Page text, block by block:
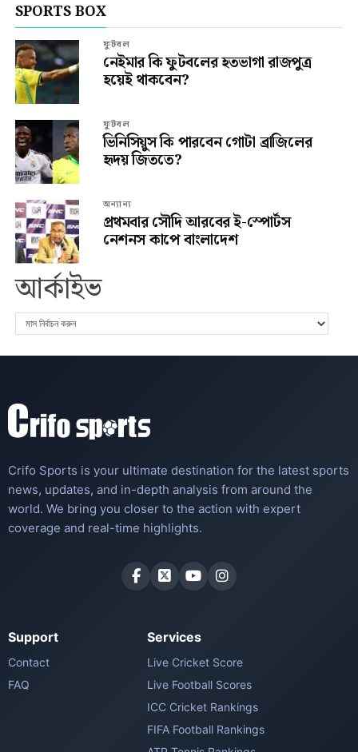
SPORTS BOX
ফুটবল
নেইমার কি ফুটবলের হতভাগা রাজপুত্র
হয়েই থাকবেন?
ফুটবল
ভিনিসিয়ুস কি পারবেন গোটা ব্রাজিলের
হৃদয় জিততে?
অন্যান্য
প্রথমবার সৌদি আরবের ই-স্পোর্টস
নেশনস কাপে বাংলাদেশ
আর্কাইভ
Crifo Sports is your ultimate destination for the latest sports
news, updates, and in-depth analysis from around the
world. We bring you closer to the action with expert
coverage and real-time highlights.
Support
Contact
FAQ
Services
Live Cricket Score
Live Football Scores
ICC Cricket Rankings
FIFA Football Rankings